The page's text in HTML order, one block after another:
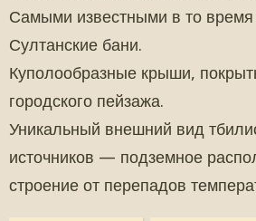
Самыми известными в то
Султанские бани.
Куполообразные крыши,
городского пейзажа.
Уникальный внешний вид
источников — подземное
строение от перепадов